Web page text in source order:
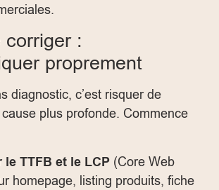
:
proprement
diagnostic, c’est risquer de
plus profonde. Commence
le TTFB et le LCP (Core Web
homepage, listing produits, fiche